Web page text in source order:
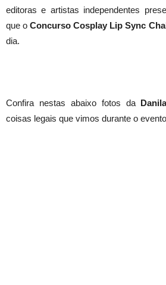
editoras e artistas independentes
que oConcurso Cosplay Lip Sync
dia.
Confira nestas abaixo fotos da
coisas legais que vimos durante o